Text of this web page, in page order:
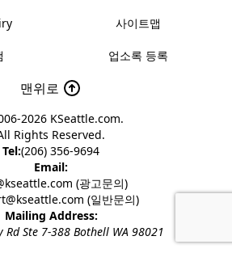
사이트맵
업소록 등록
맨위로
2026 KSeattle.com.
Rights Reserved.
Tel:(206) 356-9694
Email:
(광고문의)
(일반문의)
Mailing Address:
Ste 7-388 Bothell WA 98021